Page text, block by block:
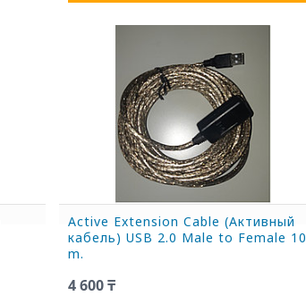
Active Extension Cable (Активный
кабель) USB 2.0 Male to Female 10
m.
4 600 ₸